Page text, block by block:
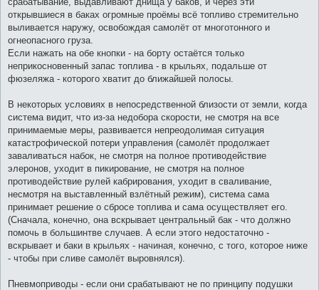
открывшиеся в баках огромные проёмы всё топливо стремительно
выливается наружу, освобождая самолёт от многотонного и
огнеопасного груза.
Если нажать на обе кнопки - на борту остаётся только
неприкосновенный запас топлива - в крыльях, подальше от
фюзеляжа - которого хватит до ближайшей полосы.
В некоторых условиях в непосредственной близости от земли, когда
система видит, что из-за недобора скорости, не смотря на все
принимаемые меры, развивается непреодолимая ситуация
катастрофической потери управления (самолёт продолжает
заваливаться набок, не смотря на полное противодействие
элеронов, уходит в пикирование, не смотря на полное
противодействие рулей кабрирования, уходит в сваливание,
несмотря на выставленный взлётный режим), система сама
принимает решение о сбросе топлива и сама осуществляет его.
(Сначала, конечно, она вскрывает центральный бак - что должно
помочь в большинтве случаев. А если этого недостаточно -
вскрывает и баки в крыльях - начиная, конечно, с того, которое ниже
- чтобы при сливе самолёт выровнялся).
Пневмоприводы - если они срабатывают не по принципу подушки